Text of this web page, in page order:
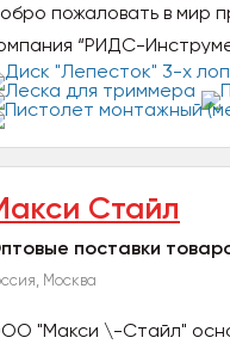
пожаловать в мир
“РИДС-
Стайл
поставки
Москва
"Макси \-Стайл"